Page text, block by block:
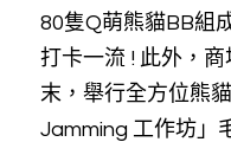
80隻Q萌熊貓BB組
打卡一流 ! 此外，
末，舉行全方位熊
Jamming 工作坊」